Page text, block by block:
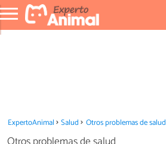
ExpertoAnimal Salud Otros problemas de salud